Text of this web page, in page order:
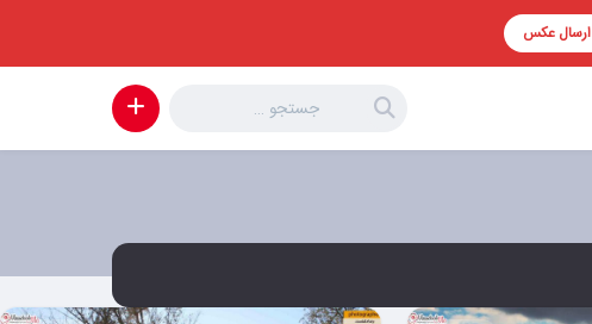
ارسال عکس